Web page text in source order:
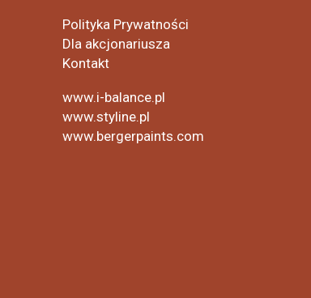
Polityka Prywatności
Dla akcjonariusza
Kontakt
www.i-balance.pl
www.styline.pl
www.bergerpaints.com